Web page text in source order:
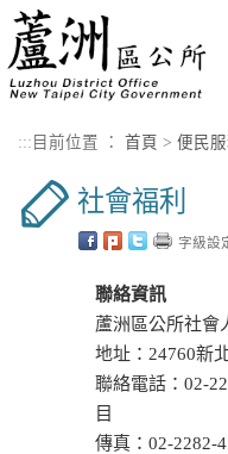
進入內容區塊
::: 目前位置 ： 首頁 > 便民
社會福利
字級設
聯絡資訊
蘆洲區公所社會
地址：24760新
聯絡電話：02-
目
傳真：02-2282-